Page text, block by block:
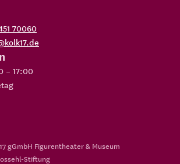
70060
– 17:00
gGmbH Figurentheater & Museum
Stiftung